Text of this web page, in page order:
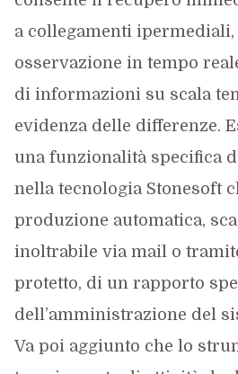
a collegamenti
osservazione in tempo
di informazioni su scala
evidenza delle differenze.
una funzionalità specifica
nella tecnologia Stonesoft
produzione automatica,
inoltrabile via mail o
protetto, di un rapporto
dell’amministrazione del
Va poi aggiunto che lo